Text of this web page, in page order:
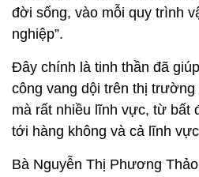
đời sống, vào mỗi quy trình
nghiệp”.
Đây chính là tinh thần đã
công vang dội trên thị
mà rất nhiều lĩnh vực, từ bất
tới hàng không và cả lĩnh
Bà Nguyễn Thị Phương